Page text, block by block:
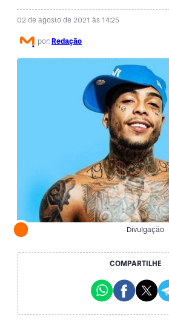
02 de agosto de 2021 às 14:25
por: Redação
Divulgação
COMPARTILHE